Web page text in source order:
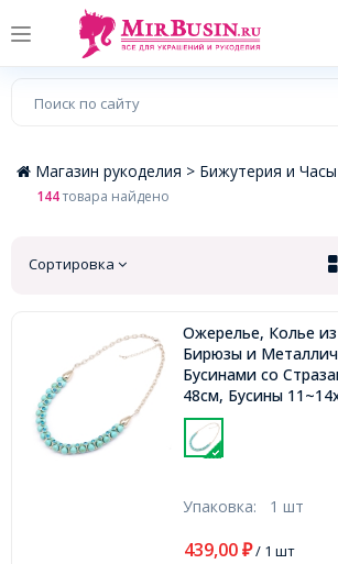
Магазин рукоделия > Бижутерия и
144товара найдено
Сортировка
Ожерелье, Колье
Бирюзы и
Бусинами со
48см, Бусины
Упаковка: 1 шт
439,00 ₽/ 1 шт